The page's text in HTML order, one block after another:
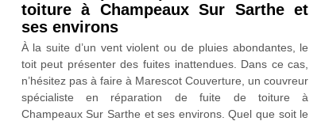
toiture à Champeaux Sur Sarthe et
ses environs
À la suite d’un vent violent ou de pluies abondantes, le
toit peut présenter des fuites inattendues. Dans ce cas,
n’hésitez pas à faire à Marescot Couverture, un couvreur
spécialiste en réparation de fuite de toiture à
Champeaux Sur Sarthe et ses environs. Quel que soit le